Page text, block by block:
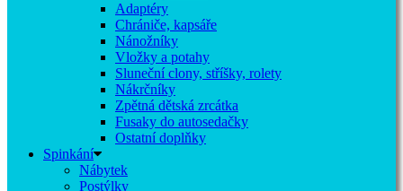
Adaptéry
Chrániče, kapsáře
Nánožníky
Vložky a potahy
Sluneční clony, stříšky, rolety
Nákrčníky
Zpětná dětská zrcátka
Fusaky do autosedačky
Ostatní doplňky
Spinkání
Nábytek
Postýlky